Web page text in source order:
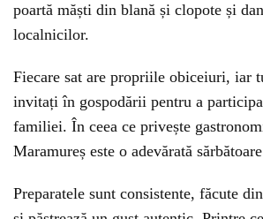
poartă măști din blană și clopote și
localnicilor.
Fiecare sat are propriile obiceiuri, iar
invitați în gospodării pentru a
familiei. În ceea ce privește
Maramureș este o adevărată
Preparatele sunt consistente, făcute